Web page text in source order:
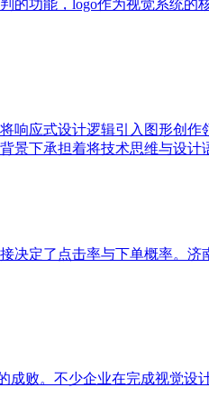
的功能，logo作为视觉系统
响应式设计逻辑引入图形创
下承担着将技术思维与设计
决定了点击率与下单概率。
败。不少企业在完成视觉